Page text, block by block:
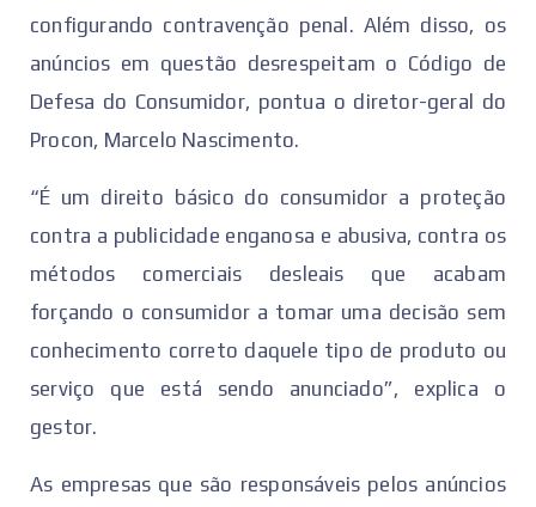
configurando contravenção penal. Além disso, os
anúncios em questão desrespeitam o Código de
Defesa do Consumidor, pontua o diretor-geral do
Procon, Marcelo Nascimento.
“É um direito básico do consumidor a proteção
contra a publicidade enganosa e abusiva, contra os
métodos comerciais desleais que acabam
forçando o consumidor a tomar uma decisão sem
conhecimento correto daquele tipo de produto ou
serviço que está sendo anunciado”, explica o
gestor.
As empresas que são responsáveis pelos anúncios